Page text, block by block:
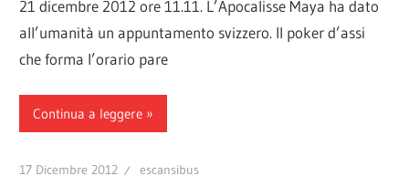
21 dicembre 2012 ore 11.11. L’Apocalisse Maya ha dato
all’umanità un appuntamento svizzero. Il poker d’assi
che forma l’orario pare
Continua a leggere
17 Dicembre 2012 escansibus